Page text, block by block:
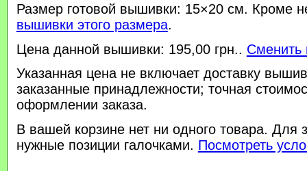
Размер готовой вышивки: 15×20 см. Кроме
вышивки этого размера.
Цена данной вышивки: 195,00 грн.. Сменить
Указанная цена не включает доставку
заказанные принадлежности; точная
оформлении заказа.
В вашей корзине нет ни одного товара. Для
нужные позиции галочками. Посмотреть